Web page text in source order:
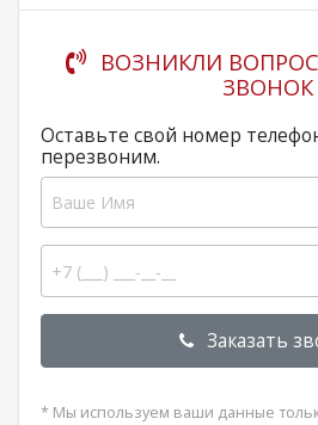
ВОЗНИКЛИ
ЗВОНОК
Оставьте свой номер
перезвоним.
Заказать
* Мы используем ваши данные